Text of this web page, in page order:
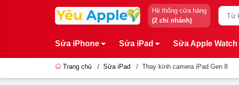
Hệ thống cửa hàng
(2 chi nhánh)
Sửa iPhone Sửa iPad Sửa Apple Watch
Trang chủ / Sửa iPad / Thay kính camera iPad Gen 8